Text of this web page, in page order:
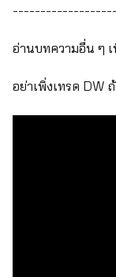
อ่านบทความอื่น ๆ
อย่าเพิ่งเทรด DW